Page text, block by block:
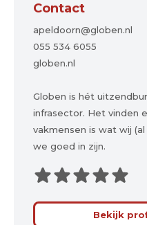
Contact
apeldoorn@globen.nl
055 534 6055
globen.nl
Globen is hét
infrasector. Het vinden
vakmensen is wat wij
we goed in zijn.
Bekijk